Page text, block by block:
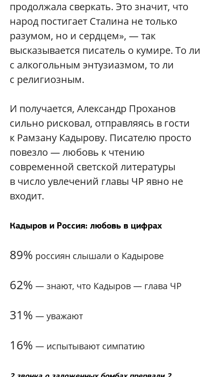
продолжала сверкать. Это значит, что
народ постигает Сталина не только
разумом, но и сердцем», — так
высказывается писатель о кумире. То ли
с алкогольным энтузиазмом, то ли
с религиозным.
И получается, Александр Проханов
сильно рисковал, отправляясь в гости
к Рамзану Кадырову. Писателю просто
повезло — любовь к чтению
современной светской литературы
в число увлечений главы ЧР явно не
входит.
Кадыров и Россия: любовь в цифрах
89% россиян слышали о Кадырове
62% — знают, что Кадыров — глава ЧР
31% — уважают
16% — испытывают симпатию